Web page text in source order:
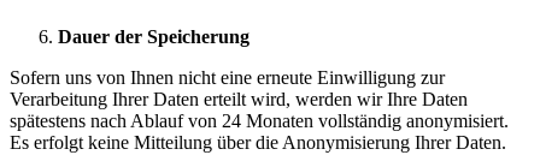
Dauer der Speicherung
Sofern uns von Ihnen nicht eine erneute Einwilligung zur
Verarbeitung Ihrer Daten erteilt wird, werden wir Ihre Daten
spätestens nach Ablauf von 24 Monaten vollständig anonymisiert.
Es erfolgt keine Mitteilung über die Anonymisierung Ihrer Daten.